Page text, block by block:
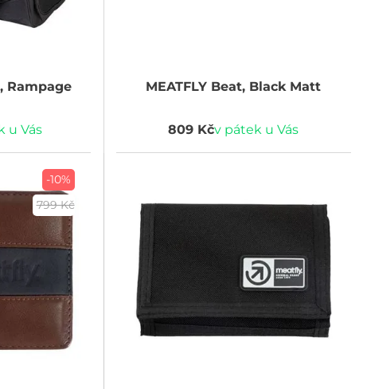
Rampage
u Vás
MEATFLY Beat, Black Matt
809 Kčv pátek u Vás
-10%
799 Kč